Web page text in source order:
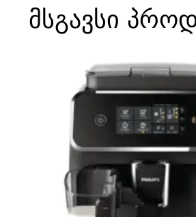
მსგავსი